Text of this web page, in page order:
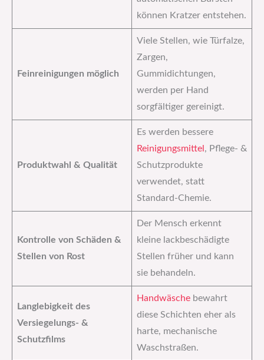
können Kratzer entstehen.
Feinreinigungen möglich
Viele Stellen, wie Türfalze,
Zargen,
Gummidichtungen,
werden per Hand
sorgfältiger gereinigt.
Produktwahl & Qualität
Es werden bessere
Reinigungsmittel , Pflege- &
Schutzprodukte
verwendet, statt
Standard-Chemie.
Kontrolle von Schäden &
Stellen von Rost
Der Mensch erkennt
kleine lackbeschädigte
Stellen früher und kann
sie behandeln.
Langlebigkeit des
Versiegelungs- &
Schutzfilms
Handwäschebewahrt
diese Schichten eher als
harte, mechanische
Waschstraßen.